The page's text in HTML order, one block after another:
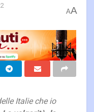
AA
Italie che io